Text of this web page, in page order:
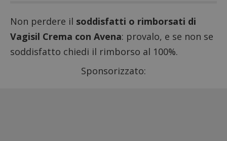
Non perdere il soddisfatti o rimborsati di
Vagisil Crema con Avena: provalo, e se non se
soddisfatto chiedi il rimborso al 100%.
Sponsorizzato: